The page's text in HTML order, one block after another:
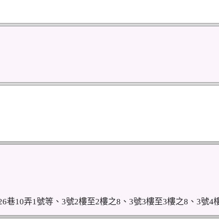
10弄1號等、3號2樓至2樓之8、3號3樓至3樓之8、3號4